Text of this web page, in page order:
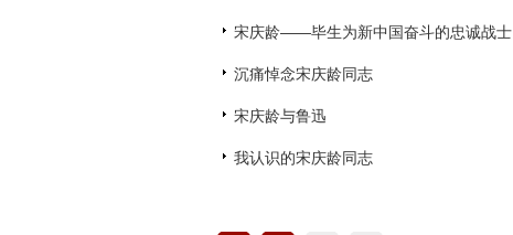
宋庆龄——毕生为新中国奋斗的忠诚战士
沉痛悼念宋庆龄同志
宋庆龄与鲁迅
我认识的宋庆龄同志